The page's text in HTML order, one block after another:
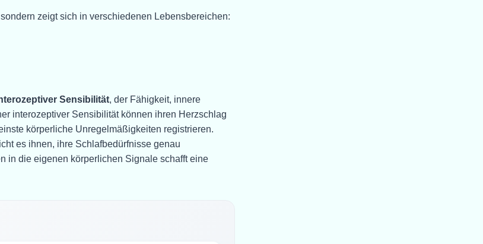
zeigt sich in verschiedenen Lebensbereichen:
Sensibilität, der Fähigkeit, innere
interozeptiver Sensibilität können ihren Herzschlag
körperliche Unregelmäßigkeiten registrieren.
es ihnen, ihre Schlafbedürfnisse genau
in die eigenen körperlichen Signale schafft eine